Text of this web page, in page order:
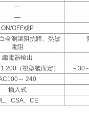
―
―
ON/OFF或P
金測溫阻抗體、熱敏
電阻
繼電器輸出
（視型號而定）
－30
～ 240
插入式
、CSA、CE